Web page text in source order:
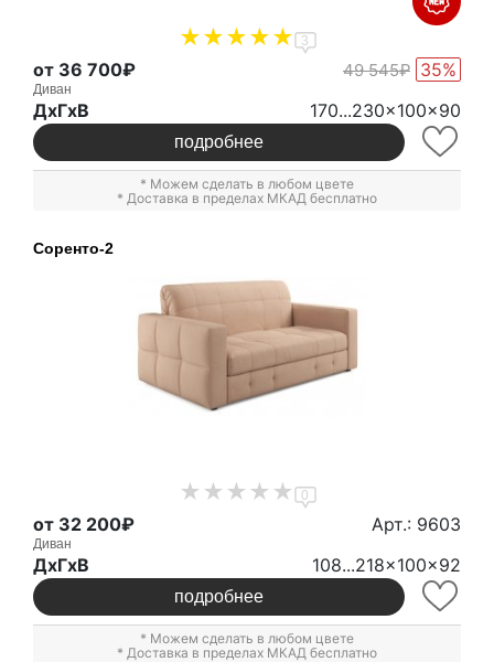
3
от 36 700₽ 49 545₽ 35%
Диван
ДxГxВ 170...230x100x90
подробнее
* Можем сделать в любом цвете
* Доставка в пределах МКАД бесплатно
Соренто-2
0
от 32 200₽ Арт.: 9603
Диван
ДxГxВ 108...218x100x92
подробнее
* Можем сделать в любом цвете
* Доставка в пределах МКАД бесплатно